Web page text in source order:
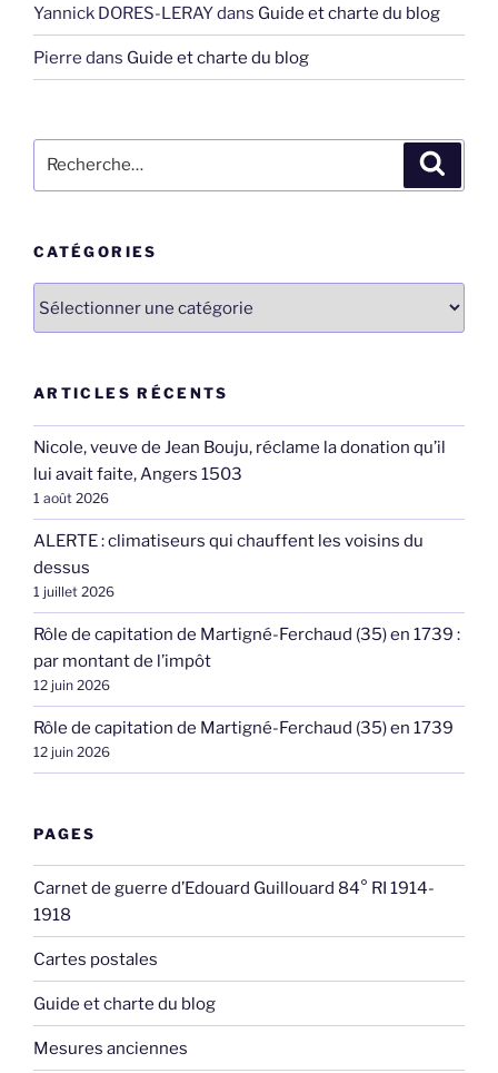
Yannick DORES-LERAYdans Guide et charte du blog
Pierre dans Guide et charte du blog
pour
CATÉGORIES
ARTICLES RÉCENTS
Nicole, veuve de Jean Bouju, réclame la donation qu’il
lui avait faite, Angers 1503
1 août 2026
ALERTE : climatiseurs qui chauffent les voisins du
dessus
1 juillet 2026
Rôle de capitation de Martigné-Ferchaud (35) en 1739 :
par montant de l’impôt
12 juin 2026
Rôle de capitation de Martigné-Ferchaud (35) en 1739
12 juin 2026
PAGES
Carnet de guerre d’Edouard Guillouard 84° RI 1914-
1918
Cartes postales
Guide et charte du blog
Mesures anciennes